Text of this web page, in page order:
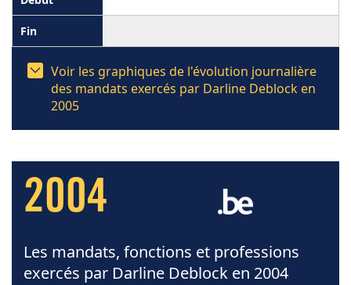
Voir les graphiques de l'évolution journalière
des mandats exercés par Darline Deblock en
2005
2004
Les mandats, fonctions et professions
exercés par Darline Deblock en 2004